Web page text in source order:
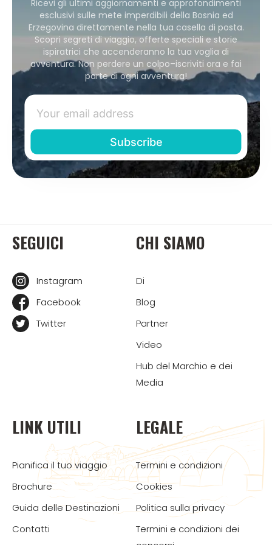
Ricevi gli ultimi aggiornamenti e approfondimenti
esclusivi sulle mete imperdibili della Bosnia ed
Erzegovina direttamente nella tua casella di posta.
Scopri segreti di viaggio, offerte speciali e storie
ispiratrici che accenderanno la tua voglia di
avventura. Non perdere un colpo–iscriviti ora e fai
parte di ogni avventura!
SEGUICI
Instagram
Facebook
Twitter
CHI SIAMO
Di
Blog
Partner
Video
Hub del Marchio e dei
Media
LINK UTILI
Pianifica il tuo viaggio
Brochure
Guida delle Destinazioni
Contatti
LEGALE
Termini e condizioni
Cookies
Politica sulla privacy
Termini e condizioni dei